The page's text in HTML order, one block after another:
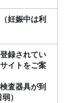
妊娠中は利
録されてい
イトをご案
査器具が到
）